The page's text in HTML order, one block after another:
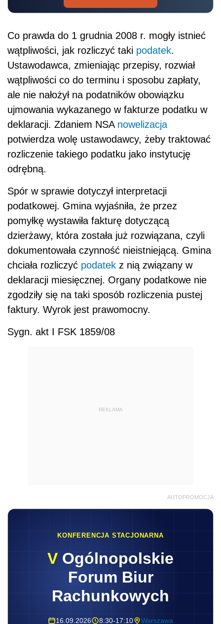
Co prawda do 1 grudnia 2008 r. mogły istnieć
wątpliwości, jak rozliczyć taki podatek.
Ustawodawca, zmieniając przepisy, rozwiał
wątpliwości co do terminu i sposobu zapłaty,
ale nie nałożył na podatników obowiązku
ujmowania wykazanego w fakturze podatku w
deklaracji. Zdaniem NSA nowelizacja
potwierdza wolę ustawodawcy, żeby traktować
rozliczenie takiego podatku jako instytucję
odrębną.
Spór w sprawie dotyczył interpretacji
podatkowej. Gmina wyjaśniła, że przez
pomyłkę wystawiła fakturę dotyczącą
dzierżawy, która została już rozwiązana, czyli
dokumentowała czynność nieistniejącą. Gmina
chciała rozliczyć podatek z nią związany w
deklaracji miesięcznej. Organy podatkowe nie
zgodziły się na taki sposób rozliczenia pustej
faktury. Wyrok jest prawomocny.
Sygn. akt I FSK 1859/08
REKLAMA
AUTOPROMOCJA
KONFERENCJA STACJONARNA
V Ogólnopolskie
Forum Biur
Rachunkowych
16.09.2026 8:30-17:10 Warszawa